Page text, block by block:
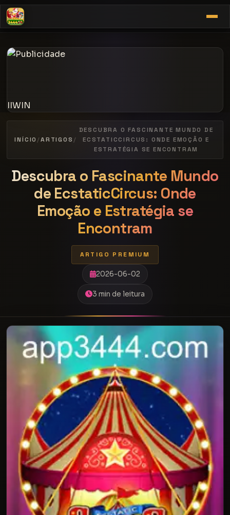
IIWIN
INÍCIO /ARTIGOS /
DESCUBRA O FASCINANTE MUNDO DE
ECSTATICCIRCUS: ONDE EMOÇÃO E
ESTRATÉGIA SE ENCONTRAM
Descubra o Fascinante Mundo
de EcstaticCircus: Onde
Emoção e Estratégia se
Encontram
ARTIGO PREMIUM
2026-06-02
3 min de leitura